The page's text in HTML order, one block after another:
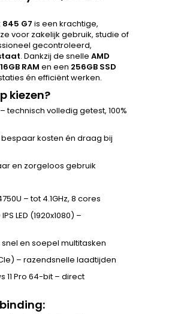
G7 is een krachtige,
voor zakelijk gebruik, studie of
gecontroleerd,
. Dankzij de snelle AMD
16GB RAM en een 256GB SSD
én efficiënt werken.
kiezen?
– technisch volledig getest, 100%
bespaar kosten én draag bij
en zorgeloos gebruik
– tot 4.1GHz, 8 cores
IPS LED (1920x1080) –
snel en soepel multitasken
– razendsnelle laadtijden
11 Pro 64-bit – direct